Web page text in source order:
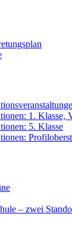
1. Klasse,
5. Klasse
– zwei